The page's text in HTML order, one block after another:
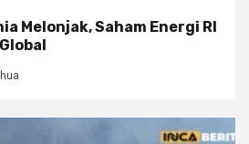
Melonjak, Saham Energi RI